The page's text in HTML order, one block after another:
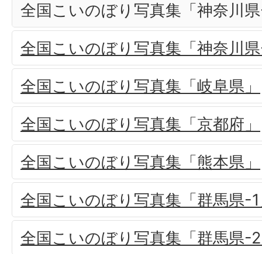
全国こいのぼり写真集「神奈川
全国こいのぼり写真集「神奈川
全国こいのぼり写真集「岐阜県」
全国こいのぼり写真集「京都府」
全国こいのぼり写真集「熊本県」
全国こいのぼり写真集「群馬県-
全国こいのぼり写真集「群馬県-